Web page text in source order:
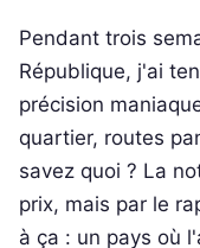
Pendant trois
République, j'ai
précision
quartier, routes
savez quoi ? La
prix, mais par le
à ça : un pays où